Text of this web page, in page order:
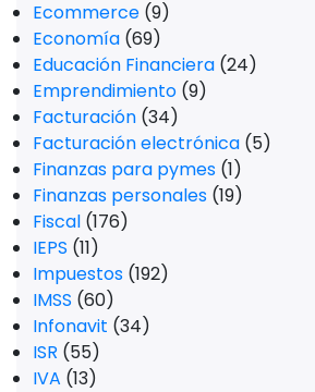
Ecommerce (9)
Economía (69)
Educación Financiera (24)
Emprendimiento (9)
Facturación (34)
Facturación electrónica (5)
Finanzas para pymes (1)
Finanzas personales (19)
Fiscal (176)
IEPS (11)
Impuestos (192)
IMSS (60)
Infonavit (34)
ISR (55)
IVA (13)